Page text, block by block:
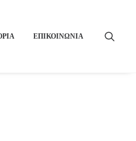
ΕΠΙΚΟΙΝΩΝΙΑ